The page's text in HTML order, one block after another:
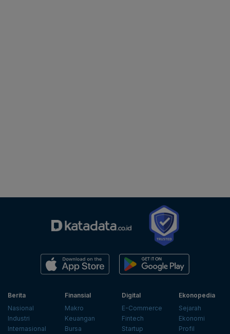
Berita
Nasional
Industri
Internasional
Finansial
Makro
Keuangan
Bursa
Digital
E-Commerce
Fintech
Startup
Ekonopedia
Sejarah
Ekonomi
Profil